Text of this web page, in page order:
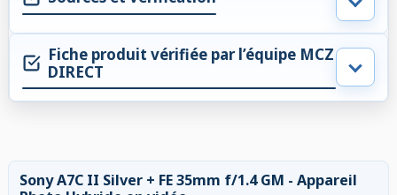
Fiche produit vérifiée par l’équipe MCZ
DIRECT
Sony A7C II Silver + FE 35mm f/1.4 GM - Appareil